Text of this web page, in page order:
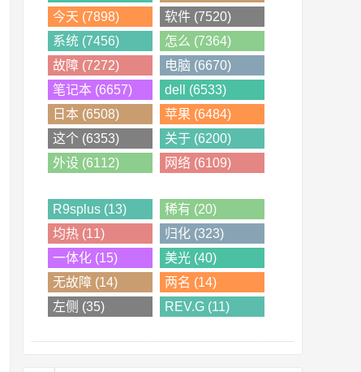
今天 (7898)
软件 (7520)
系统 (7456)
怎么 (7364)
故障 (7272)
电脑 (6670)
笔记本 (6657)
dell (6533)
日本 (6508)
苹果 (6484)
这个 (6353)
关于 (6200)
外设 (6112)
网络 (6109)
R9splus (13)
稀有 (20)
均热 (11)
归化 (323)
一体化 (15)
美光 (40)
无故障 (14)
两名 (14)
左侧 (35)
REV.G (11)